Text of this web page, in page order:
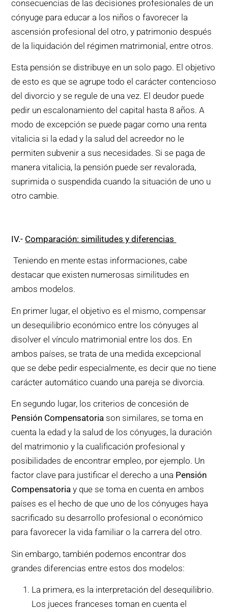
consecuencias de las decisiones profesionales de un
cónyuge para educar a los niños o favorecer la
ascensión profesional del otro, y patrimonio después
de la liquidación del régimen matrimonial, entre otros.
Esta pensión se distribuye en un solo pago. El objetivo
de esto es que se agrupe todo el carácter contencioso
del divorcio y se regule de una vez. El deudor puede
pedir un escalonamiento del capital hasta 8 años. A
modo de excepción se puede pagar como una renta
vitalicia si la edad y la salud del acreedor no le
permiten subvenir a sus necesidades. Si se paga de
manera vitalicia, la pensión puede ser revalorada,
suprimida o suspendida cuando la situación de uno u
otro cambie.
IV.- Comparación: similitudes y diferencias
Teniendo en mente estas informaciones, cabe
destacar que existen numerosas similitudes en
ambos modelos.
En primer lugar, el objetivo es el mismo, compensar
un desequilibrio económico entre los cónyuges al
disolver el vínculo matrimonial entre los dos. En
ambos países, se trata de una medida excepcional
que se debe pedir especialmente, es decir que no tiene
carácter automático cuando una pareja se divorcia.
En segundo lugar, los criterios de concesión de
Pensión Compensatoria son similares, se toma en
cuenta la edad y la salud de los cónyuges, la duración
del matrimonio y la cualificación profesional y
posibilidades de encontrar empleo, por ejemplo. Un
factor clave para justificar el derecho a una Pensión
Compensatoria y que se toma en cuenta en ambos
países es el hecho de que uno de los cónyuges haya
sacrificado su desarrollo profesional o económico
para favorecer la vida familiar o la carrera del otro.
Sin embargo, también podemos encontrar dos
grandes diferencias entre estos dos modelos:
La primera, es la interpretación del desequilibrio.
Los jueces franceses toman en cuenta el